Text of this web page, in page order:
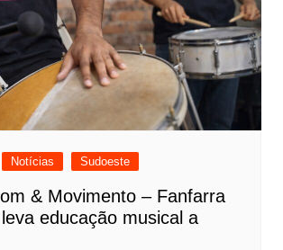
Notícias Sudoeste
& Movimento – Fanfarra
educação musical a